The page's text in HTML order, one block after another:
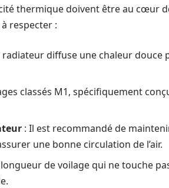
thermique doivent être au cœur
respecter :
radiateur diffuse une chaleur
classés M1, spécifiquement
: Il est recommandé de
une bonne circulation de l’air.
de voilage qui ne touche